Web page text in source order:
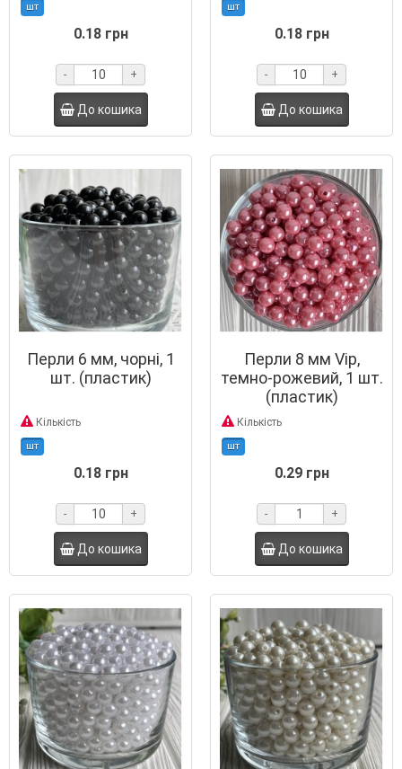
шт
0.18 грн
- +
До кошика
шт
0.18 грн
- +
До кошика
Перли 6 мм, чорні, 1
шт. (пластик)
Кількість
шт
0.18 грн
- +
До кошика
Перли 8 мм Vip,
темно-рожевий, 1 шт.
(пластик)
Кількість
шт
0.29 грн
- +
До кошика